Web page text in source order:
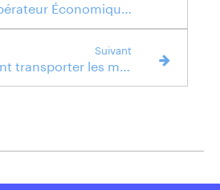
Suivant